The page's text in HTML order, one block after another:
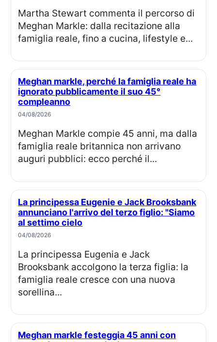
Martha Stewart commenta il percorso di
Meghan Markle: dalla recitazione alla
famiglia reale, fino a cucina, lifestyle e...
Meghan markle, perché la famiglia reale ha
ignorato pubblicamente il suo 45°
compleanno
04/08/2026
Meghan Markle compie 45 anni, ma dalla
famiglia reale britannica non arrivano
auguri pubblici: ecco perché il...
La principessa Eugenie e Jack Brooksbank
annunciano l'arrivo del terzo figlio: "Siamo
al settimo cielo
04/08/2026
La principessa Eugenia e Jack
Brooksbank accolgono la terza figlia: la
famiglia reale cresce con una nuova
sorellina...
Meghan markle festeggia 45 anni con